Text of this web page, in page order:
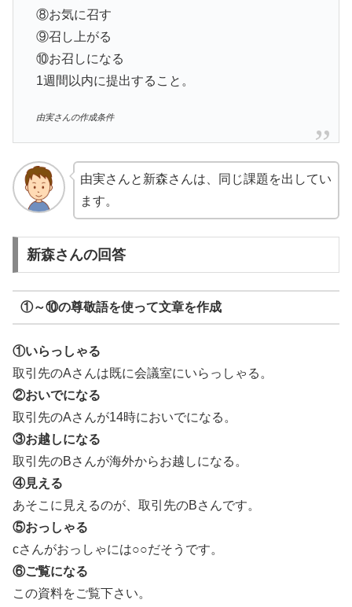
⑧お気に召す
⑨召し上がる
⑩お召しになる
1週間以内に提出すること。
由実さんの作成条件
由実さんと新森さんは、同じ課題を出してい
ます。
新森さんの回答
①～⑩の尊敬語を使って文章を作成
①いらっしゃる
取引先のAさんは既に会議室にいらっしゃる。
②おいでになる
取引先のAさんが14時においでになる。
③お越しになる
取引先のBさんが海外からお越しになる。
④見える
あそこに見えるのが、取引先のBさんです。
⑤おっしゃる
cさんがおっしゃには○○だそうです。
⑥ご覧になる
この資料をご覧下さい。